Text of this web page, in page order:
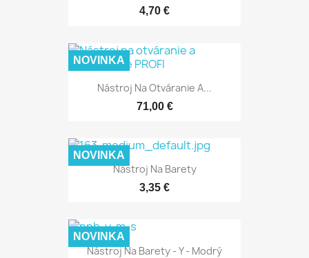
4,70 €
Nástroj Na Otváranie A...
71,00 €
NOVINKA
Nástroj Na Barety
3,35 €
NOVINKA
Nástroj Na Barety - Y - Modrý
NOVINKA